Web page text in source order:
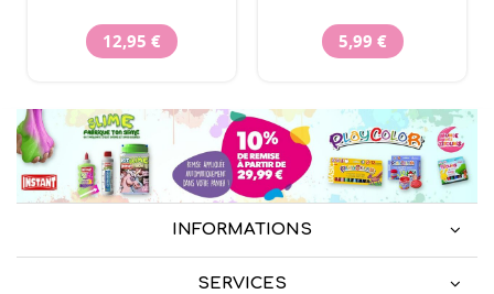
12,95 € 5,99 €
INFORMATIONS
SERVICES